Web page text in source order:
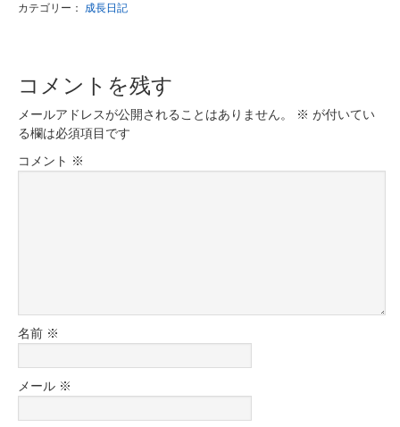
カテゴリー： 成長日記
コメントを残す
メールアドレスが公開されることはありません。 ※ が付いてい
る欄は必須項目です
コメント ※
名前 ※
メール ※